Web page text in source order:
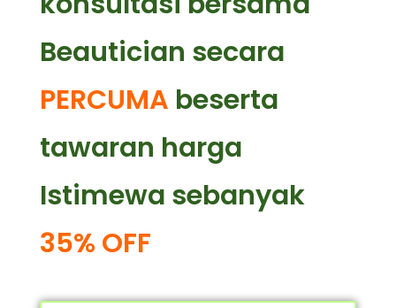
Beautician secara
PERCUMA beserta
tawaran harga
Istimewa sebanyak
35% OFF